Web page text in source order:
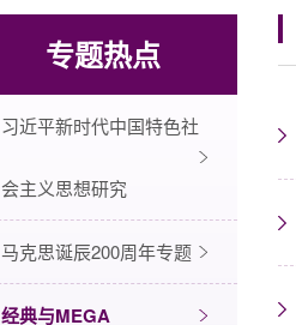
专题热点
习近平新时代中国特色社
会主义思想研究
马克思诞辰200周年专题
经典与MEGA